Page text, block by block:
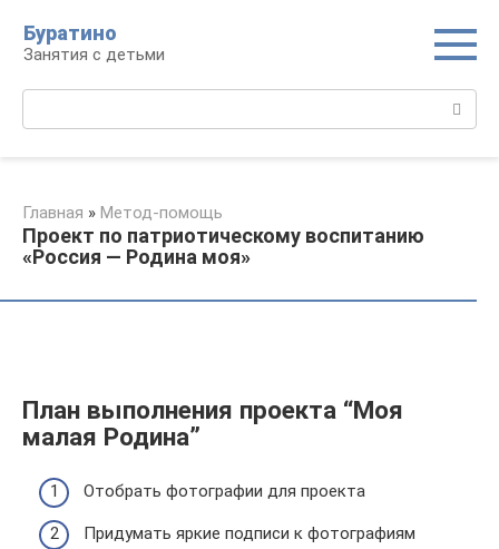
контенту
Буратино
Занятия с детьми
Главная » Метод-помощь
Проект по патриотическому воспитанию
«Россия — Родина моя»
План выполнения проекта “Моя
малая Родина”
Отобрать фотографии для проекта
Придумать яркие подписи к фотографиям